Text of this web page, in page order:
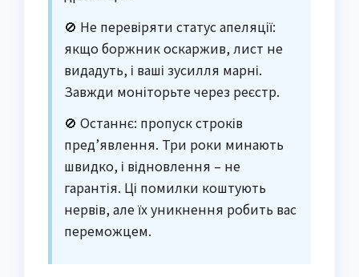
🚫 Не перевіряти статус апеляції:
якщо боржник оскаржив, лист не
видадуть, і ваші зусилля марні.
Завжди моніторьте через реєстр.
🚫 Останнє: пропуск строків
пред’явлення. Три роки минають
швидко, і відновлення – не
гарантія. Ці помилки коштують
нервів, але їх уникнення робить вас
переможцем.